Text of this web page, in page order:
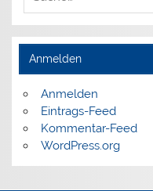
Anmelden
Anmelden
Eintrags-Feed
Kommentar-Feed
WordPress.org